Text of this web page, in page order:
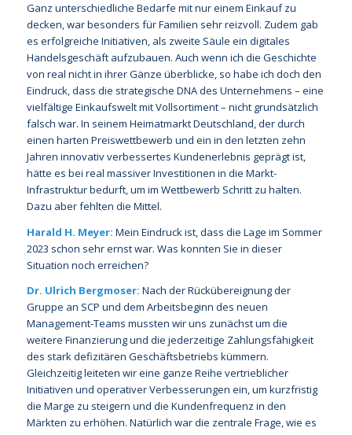
Ganz unterschiedliche Bedarfe mit nur einem Einkauf zu
decken, war besonders für Familien sehr reizvoll. Zudem gab
es erfolgreiche Initiativen, als zweite Säule ein digitales
Handelsgeschäft aufzubauen. Auch wenn ich die Geschichte
von real nicht in ihrer Gänze überblicke, so habe ich doch den
Eindruck, dass die strategische DNA des Unternehmens – eine
vielfältige Einkaufswelt mit Vollsortiment – nicht grundsätzlich
falsch war. In seinem Heimatmarkt Deutschland, der durch
einen harten Preiswettbewerb und ein in den letzten zehn
Jahren innovativ verbessertes Kundenerlebnis geprägt ist,
hätte es bei real massiver Investitionen in die Markt-
Infrastruktur bedurft, um im Wettbewerb Schritt zu halten.
Dazu aber fehlten die Mittel.
Harald H. Meyer: Mein Eindruck ist, dass die Lage im Sommer
2023 schon sehr ernst war. Was konnten Sie in dieser
Situation noch erreichen?
Dr. Ulrich Bergmoser: Nach der Rückübereignung der
Gruppe an SCP und dem Arbeitsbeginn des neuen
Management-Teams mussten wir uns zunächst um die
weitere Finanzierung und die jederzeitige Zahlungsfähigkeit
des stark defizitären Geschäftsbetriebs kümmern.
Gleichzeitig leiteten wir eine ganze Reihe vertrieblicher
Initiativen und operativer Verbesserungen ein, um kurzfristig
die Marge zu steigern und die Kundenfrequenz in den
Märkten zu erhöhen. Natürlich war die zentrale Frage, wie es